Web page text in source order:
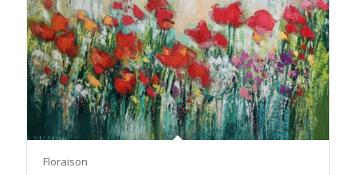
Floraison